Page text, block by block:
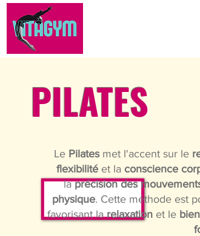
PILATES
Le Pilatesmet l'accent sur le
flexibilitéet la conscience
laprécision des
physique. Cette méthode est
favorisant larelaxationet le